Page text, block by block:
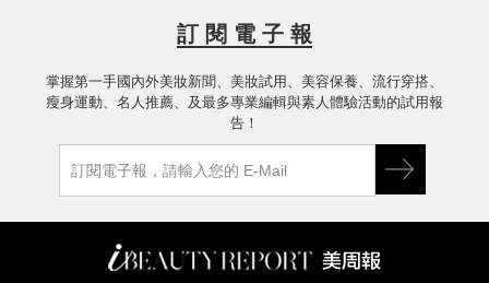
訂 閱 電 子 報
掌握第一手國內外美妝新聞、美妝試用、美容保養、流行穿搭、
瘦身運動、名人推薦、及最多專業編輯與素人體驗活動的試用報
告！